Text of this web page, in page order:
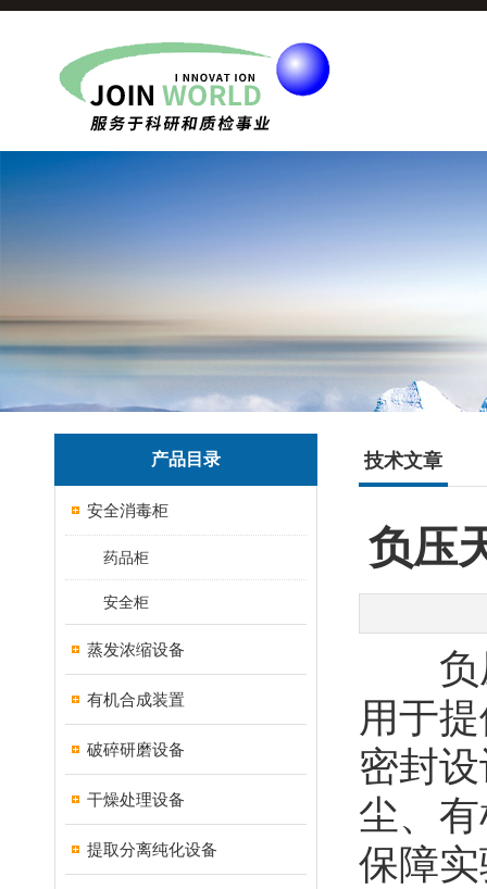
产品目录
安全消毒柜
药品柜
安全柜
蒸发浓缩设备
有机合成装置
破碎研磨设备
干燥处理设备
提取分离纯化设备
技术文章
负压
负压
用于
密封
尘、
保障